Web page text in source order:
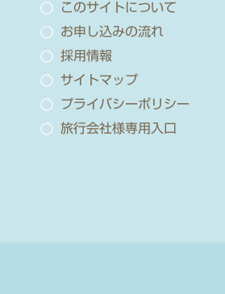
このサイトについて
お申し込みの流れ
採用情報
サイトマップ
プライバシーポリシー
旅行会社様専用入口